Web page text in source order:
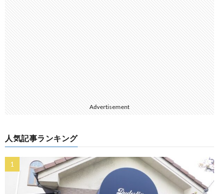
Advertisement
人気記事ランキング